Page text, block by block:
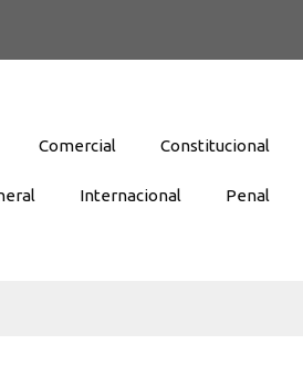
Comercial Constitucional
Internacional Penal